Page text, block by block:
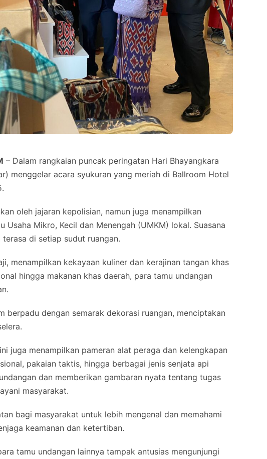
– Dalam rangkaian puncak peringatan Hari Bhayangkara
menggelar acara syukuran yang meriah di Ballroom Hotel
oleh jajaran kepolisian, namun juga menampilkan
Usaha Mikro, Kecil dan Menengah (UMKM) lokal. Suasana
di setiap sudut ruangan.
menampilkan kekayaan kuliner dan kerajinan tangan khas
hingga makanan khas daerah, para tamu undangan
berpadu dengan semarak dekorasi ruangan, menciptakan
juga menampilkan pameran alat peraga dan kelengkapan
pakaian taktis, hingga berbagai jenis senjata api
dan memberikan gambaran nyata tentang tugas
masyarakat.
bagi masyarakat untuk lebih mengenal dan memahami
keamanan dan ketertiban.
tamu undangan lainnya tampak antusias mengunjungi